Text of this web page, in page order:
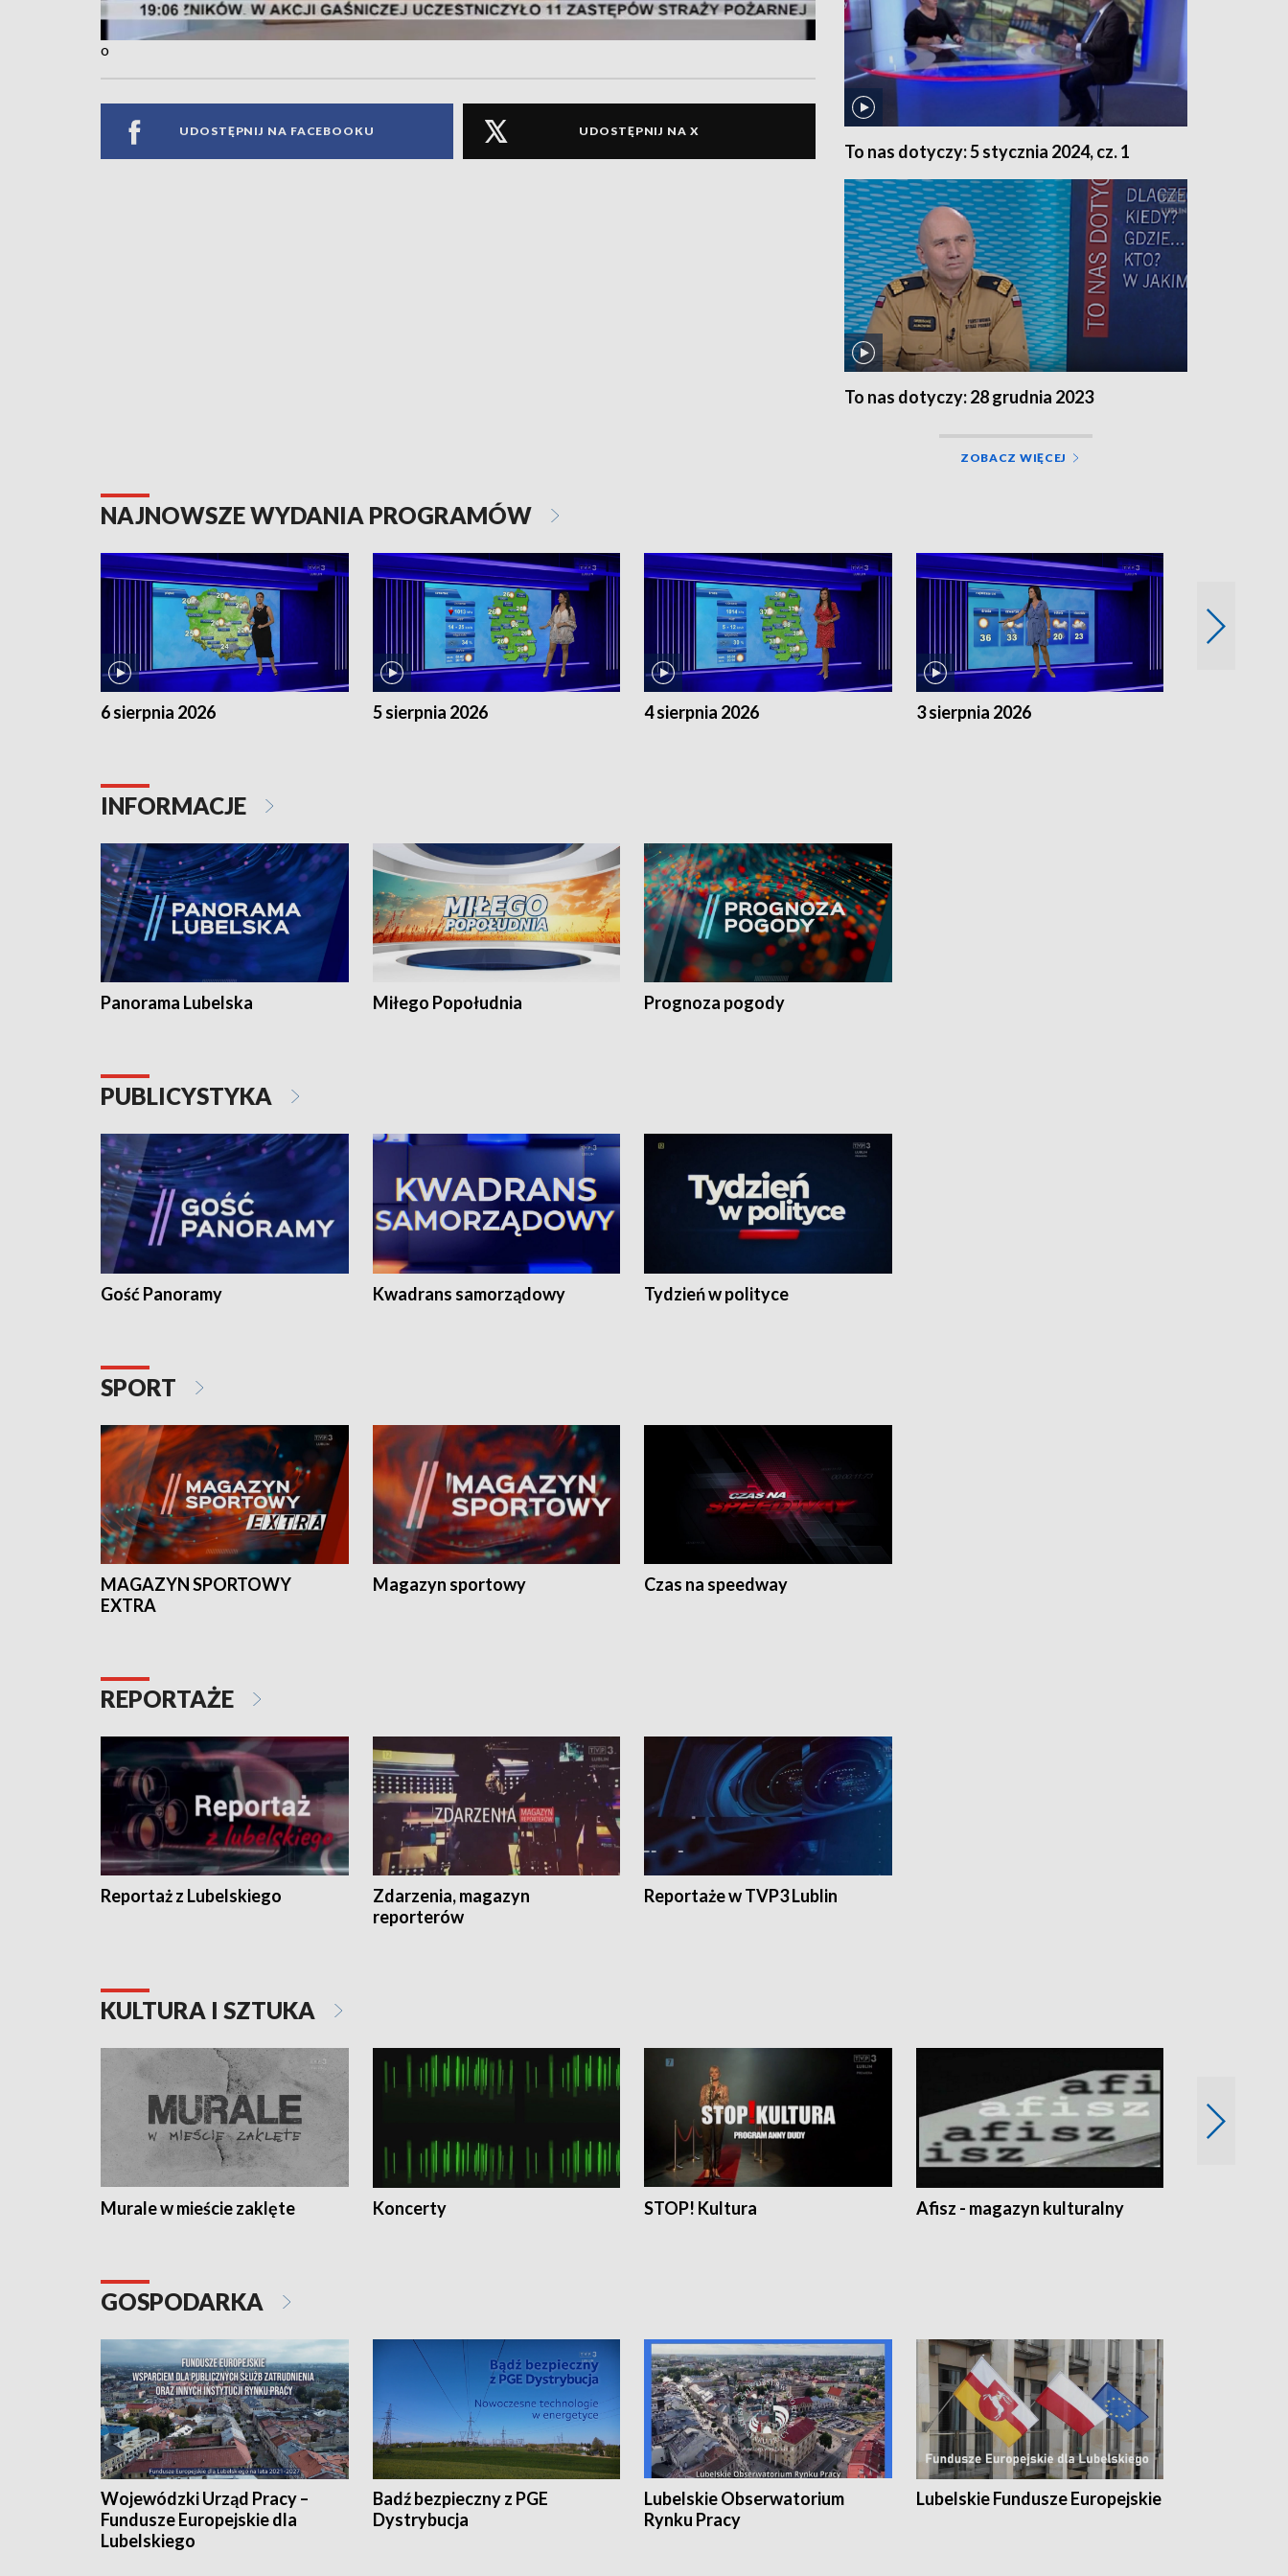
o
UDOSTĘPNIJ NA FACEBOOKU UDOSTĘPNIJ NA X
To nas dotyczy: 5 stycznia 2024, cz. 1
To nas dotyczy: 28 grudnia 2023
ZOBACZ WIĘCEJ
NAJNOWSZE WYDANIA PROGRAMÓW
6 sierpnia 2026 5 sierpnia 2026 4 sierpnia 2026 3 sierpnia 2026
INFORMACJE
Panorama Lubelska Miłego Popołudnia Prognoza pogody
PUBLICYSTYKA
Gość Panoramy Kwadrans samorządowy Tydzień w polityce
SPORT
MAGAZYN SPORTOWY
EXTRA
Magazyn sportowy Czas na speedway
REPORTAŻE
Reportaż z Lubelskiego
Zdarzenia, magazyn
reporterów
Reportaże w TVP3 Lublin
KULTURA I SZTUKA
Murale w mieście zaklęte Koncerty STOP! Kultura Afisz - magazyn kulturalny
GOSPODARKA
Wojewódzki Urząd Pracy –
Fundusze Europejskie dla
Lubelskiego
Badź bezpieczny z PGE
Dystrybucja
Lubelskie Obserwatorium
Rynku Pracy
Lubelskie Fundusze Europejskie